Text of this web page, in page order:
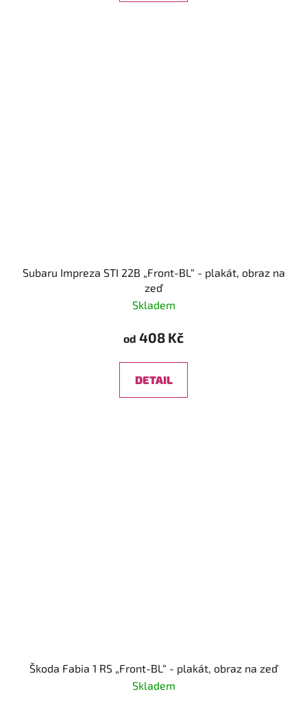
Subaru Impreza STI 22B „Front-BL“ - plakát, obraz na
zeď
Skladem
od 408 Kč
DETAIL
Škoda Fabia 1 RS „Front-BL“ - plakát, obraz na zeď
Skladem